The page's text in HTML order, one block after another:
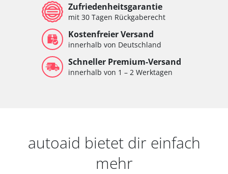
Zufriedenheitsgarantie
mit 30 Tagen Rückgaberecht
Kostenfreier Versand
innerhalb von Deutschland
Schneller Premium-Versand
innerhalb von 1 – 2 Werktagen
autoaid bietet dir einfach
mehr